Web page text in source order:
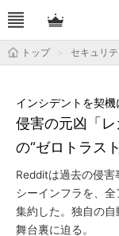
トップ セキュリテ
侵害の元凶「
の“ゼロトラス
インシデントを契
Redditは過去の侵
シーインフラを、
集約した。独自の
舞台裏に迫る。